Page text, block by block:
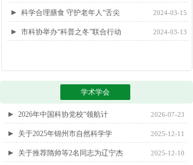
科学合理膳食 守护老年人“舌尖 2024-03-15
市科协举办“科普之冬”联合行动 2024-03-13
2026年中国科协党校“领航计 2026-07-23
关于2025年锦州市自然科学学 2025-12-11
关于推荐隋帅等2名同志为辽宁杰 2025-12-10
学术学会